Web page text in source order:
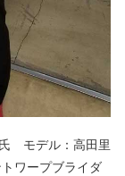
モデル：高田里
ワープブライダ